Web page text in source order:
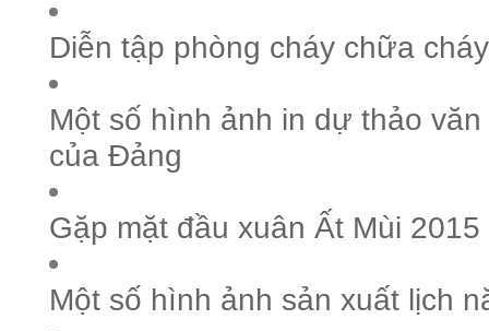
Diễn tập phòng cháy chữa cháy
Một số hình ảnh in dự thảo
của Đảng
Gặp mặt đầu xuân Ất Mùi 2015
Một số hình ảnh sản xuất lịch